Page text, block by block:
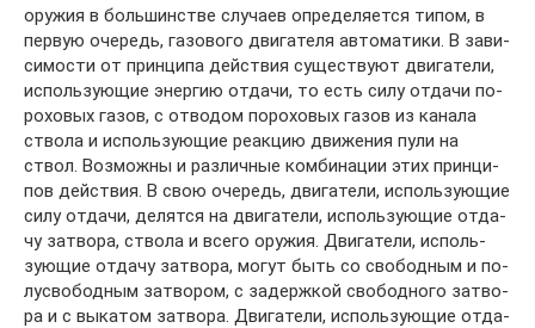
ору­жия в боль­шин­ст­ве слу­ча­ев оп­ре­де­ля­ет­ся ти­пом, в
пер­вую оче­редь, га­зо­во­го дви­га­те­ля ав­то­ма­ти­ки. В за­ви­
си­мо­сти от прин­ци­па дей­ст­вия су­ще­ст­ву­ют дви­га­те­ли,
ис­поль­зую­щие энер­гию от­да­чи, то есть си­лу от­да­чи по­
ро­хо­вых га­зов, с от­во­дом по­ро­хо­вых га­зов из ка­на­ла
ство­ла и ис­поль­зую­щие ре­ак­цию дви­же­ния пу­ли на
ствол. Воз­мож­ны и раз­лич­ные ком­би­на­ции этих прин­ци­
пов дей­ст­вия. В свою оче­редь, дви­га­те­ли, ис­поль­зую­щие
си­лу от­да­чи, де­лят­ся на дви­га­те­ли, ис­поль­зую­щие от­да­
чу за­тво­ра, ство­ла и все­го ору­жия. Дви­га­те­ли, ис­поль­
зую­щие от­да­чу за­тво­ра, мо­гут быть со сво­бод­ным и по­
лу­сво­бод­ным за­тво­ром, с за­держ­кой сво­бод­но­го за­тво­
ра и с вы­ка­том за­тво­ра. Дви­га­те­ли, ис­поль­зую­щие от­да­